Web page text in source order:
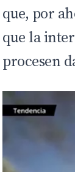
que, por
que la
procesen